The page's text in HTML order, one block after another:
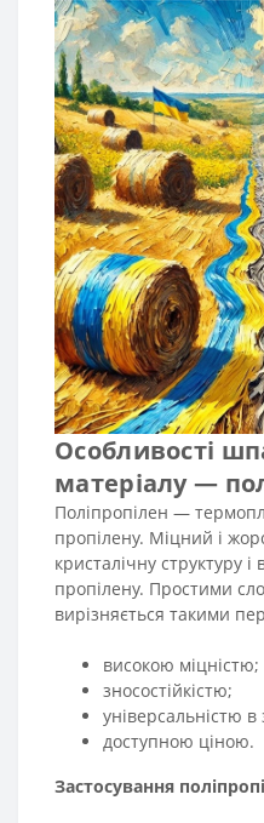
Особливості
матеріалу —
Поліпропілен —
пропілену. Міцний і
кристалічну структуру
пропілену. Простими
вирізняється такими
високою міцністю;
зносостійкістю;
універсальністю в
доступною ціною.
Застосування